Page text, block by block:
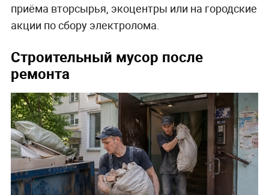
приёма вторсырья, экоцентры или на городские
акции по сбору электролома.
Строительный мусор после
ремонта